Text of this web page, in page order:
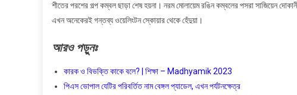
শীতের পরশের গল্প কম্বল ছাড়া শেষ হয়না। নরম মোলায়েম রঙিন কম্বলের পসরা সাজিয়েন
এখন অনেকেরই গন্তব্য ওয়েলিংটন স্কোয়ার থেকে হেঁদুয়া।
আরও পড়ুনঃ
কারক ও বিভক্তি কাকে বলে? | শিক্ষা – Madhyamik 2023
পিএস ভোপাল যেটির পরিবর্তিত নাম বেঙ্গল প্যাডেল, এখন পর্যটনক্ষেত্র